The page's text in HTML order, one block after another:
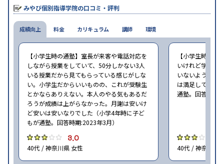
みやび個別指導学院の口コミ・評判
成績向上
【小学生時の通塾】室長が来客や電話対応を
しながら授業をしていて、50分しかない3人
いる授業だから見てもらっている感じがしな
い。小学生だからいいものの、これが受験生
とかならありえない。本人のやる気もあるだ
ろうが成績は上がらなかった。月謝は安いけ
ど安いは安いなりでした（小学4年時に子ど
もが通塾。回答時期:2023年3月）
3.0
40代 / 神奈川県 女性
【小学生時の通
いけれど学校の
いないような部
は満足していま
通塾。回答時期
40代 / 神奈川県
料金 カリキュラム 講師 環境